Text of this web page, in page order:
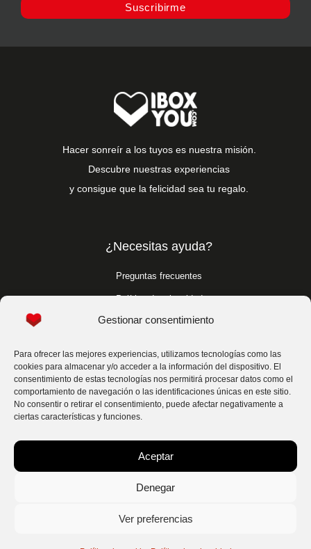
Gestionar consentimiento
Para ofrecer las mejores experiencias, utilizamos tecnologías como las
cookies para almacenar y/o acceder a la información del dispositivo. El
consentimiento de estas tecnologías nos permitirá procesar datos como el
comportamiento de navegación o las identificaciones únicas en este sitio.
No consentir o retirar el consentimiento, puede afectar negativamente a
ciertas características y funciones.
Aceptar
Denegar
Ver preferencias
Suscribirme
Hacer sonreír a los tuyos es nuestra misión.
Descubre nuestras experiencias
y consigue que la felicidad sea tu regalo.
¿Necesitas ayuda?
Preguntas frecuentes
Política de privacidad
Política de cookies
Para profesionales
Para profesionales
Síguenos